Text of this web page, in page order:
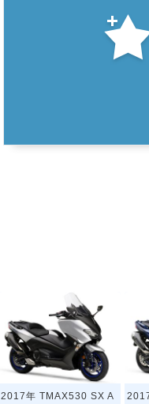
2017年 TMAX530 SX A